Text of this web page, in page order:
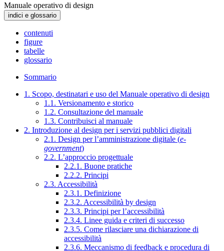
Manuale operativo di design
indici e glossario
contenuti
figure
tabelle
glossario
Sommario
1. Scopo, destinatari e uso del Manuale operativo di design
1.1. Versionamento e storico
1.2. Consultazione del manuale
1.3. Contribuisci al manuale
2. Introduzione al design per i servizi pubblici digitali
2.1. Design per l’amministrazione digitale (e-
government)
2.2. L’approccio progettuale
2.2.1. Buone pratiche
2.2.2. Principi
2.3. Accessibilità
2.3.1. Definizione
2.3.2. Accessibilità by design
2.3.3. Principi per l’accessibilità
2.3.4. Linee guida e criteri di successo
2.3.5. Come rilasciare una dichiarazione di
accessibilità
2.3.6. Meccanismo di feedback e procedura di